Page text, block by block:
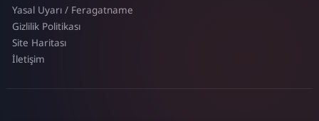
Yasal Uyarı / Feragatname
Gizlilik Politikası
Site Haritası
İletişim